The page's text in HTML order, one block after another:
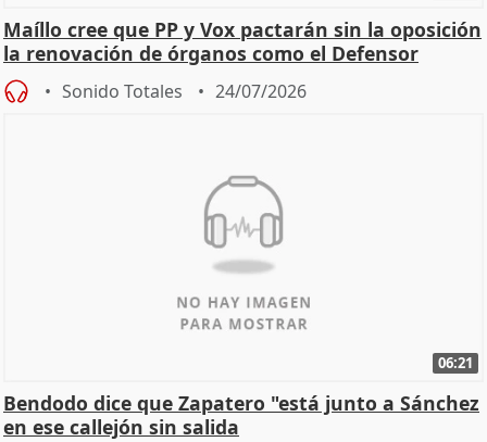
Maíllo cree que PP y Vox pactarán sin la oposición
la renovación de órganos como el Defensor
Sonido Totales 24/07/2026
06:21
Bendodo dice que Zapatero "está junto a Sánchez
en ese callejón sin salida